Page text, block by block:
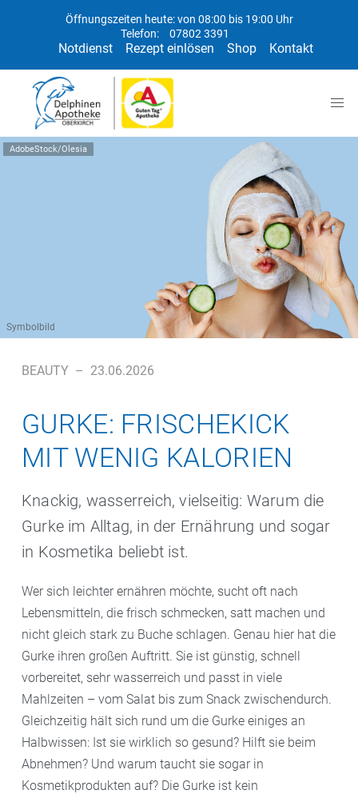
Öffnungszeiten heute: von 08:00 bis 19:00 Uhr
Telefon:
07802 3391
Notdienst Rezept einlösen Shop Kontakt
AdobeStock/Olesia
Symbolbild
BEAUTY – 23.06.2026
GURKE: FRISCHEKICK
MIT WENIG KALORIEN
Knackig, wasserreich, vielseitig: Warum die
Gurke im Alltag, in der Ernährung und sogar
in Kosmetika beliebt ist.
Wer sich leichter ernähren möchte, sucht oft nach
Lebensmitteln, die frisch schmecken, satt machen und
nicht gleich stark zu Buche schlagen. Genau hier hat die
Gurke ihren großen Auftritt. Sie ist günstig, schnell
vorbereitet, sehr wasserreich und passt in viele
Mahlzeiten – vom Salat bis zum Snack zwischendurch.
Gleichzeitig hält sich rund um die Gurke einiges an
Halbwissen: Ist sie wirklich so gesund? Hilft sie beim
Abnehmen? Und warum taucht sie sogar in
Kosmetikprodukten auf? Die Gurke ist kein